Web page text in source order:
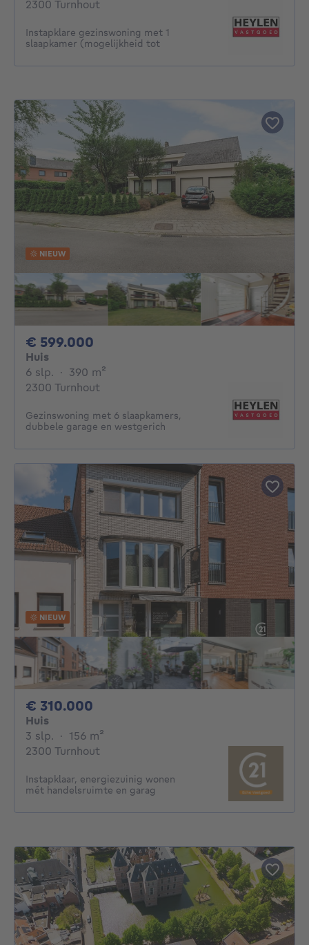
2300 Turnhout
Instapklare gezinswoning met 1
slaapkamer (mogelijkheid tot
NIEUW
€ 599.000
Huis
6 slp. 6 slaapkamers
· 390 m²
2300 Turnhout
Gezinswoning met 6 slaapkamers,
dubbele garage en westgerich
NIEUW
€ 310.000
Huis
3 slp. 3 slaapkamers
· 156 m²
2300 Turnhout
Instapklaar, energiezuinig wonen
mét handelsruimte en garag